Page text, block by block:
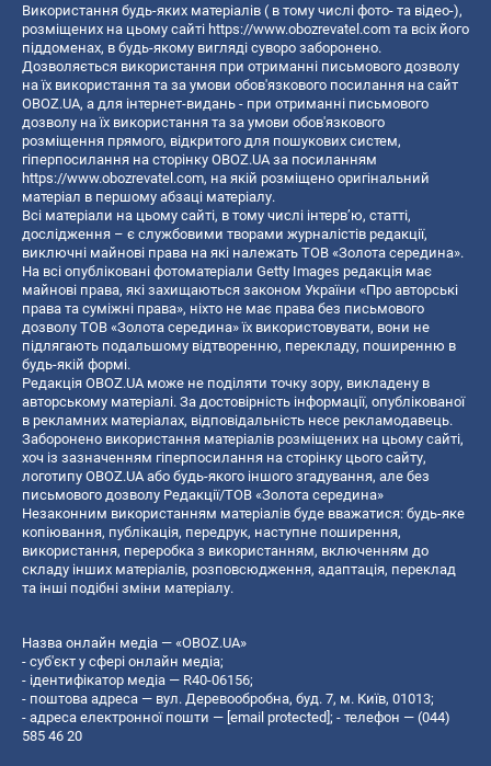
Використання будь-яких матеріалів ( в тому числі фото- та відео-),
розміщених на цьому сайті https://www.obozrevatel.com та всіх його
піддоменах, в будь-якому вигляді суворо заборонено.
Дозволяється використання при отриманні письмового дозволу
на їх використання та за умови обов'язкового посилання на сайт
OBOZ.UA, а для інтернет-видань - при отриманні письмового
дозволу на їх використання та за умови обов'язкового
розміщення прямого, відкритого для пошукових систем,
гіперпосилання на сторінку OBOZ.UA за посиланням
https://www.obozrevatel.com, на якій розміщено оригінальний
матеріал в першому абзаці матеріалу.
Всі матеріали на цьому сайті, в тому числі інтерв’ю, статті,
дослідження – є службовими творами журналістів редакції,
виключні майнові права на які належать ТОВ «Золота середина».
На всі опубліковані фотоматеріали Getty Images редакція має
майнові права, які захищаються законом України «Про авторські
права та суміжні права», ніхто не має права без письмового
дозволу ТОВ «Золота середина» їх використовувати, вони не
підлягають подальшому відтворенню, перекладу, поширенню в
будь-якій формі.
Редакція OBOZ.UA може не поділяти точку зору, викладену в
авторському матеріалі. За достовірність інформації, опублікованої
в рекламних матеріалах, відповідальність несе рекламодавець.
Заборонено використання матеріалів розміщених на цьому сайті,
хоч із зазначенням гіперпосилання на сторінку цього сайту,
логотипу OBOZ.UA або будь-якого іншого згадування, але без
письмового дозволу Редакції/ТОВ «Золота середина»
Незаконним використанням матеріалів буде вважатися: будь-яке
копiювання, публiкацiя, передрук, наступне поширення,
використання, переробка з використанням, включенням до
складу інших матеріалів, розповсюдження, адаптація, переклад
та інші подібні зміни матеріалу.
Назва онлайн медіа — «OBOZ.UA»
- суб'єкт у сфері онлайн медіа;
- ідентифікатор медіа — R40-06156;
- поштова адреса — вул. Деревообробна, буд. 7, м. Київ, 01013;
- адреса електронної пошти — [email protected]; - телефон — (044)
585 46 20